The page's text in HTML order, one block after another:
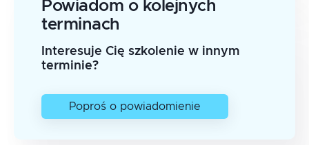
Powiadom o kolejnych
terminach
Interesuje Cię szkolenie w innym
terminie?
Poproś o powiadomienie